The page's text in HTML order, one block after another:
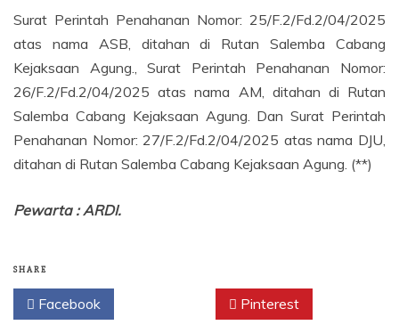
Surat Perintah Penahanan Nomor: 25/F.2/Fd.2/04/2025
atas nama ASB, ditahan di Rutan Salemba Cabang
Kejaksaan Agung., Surat Perintah Penahanan Nomor:
26/F.2/Fd.2/04/2025 atas nama AM, ditahan di Rutan
Salemba Cabang Kejaksaan Agung. Dan Surat Perintah
Penahanan Nomor: 27/F.2/Fd.2/04/2025 atas nama DJU,
ditahan di Rutan Salemba Cabang Kejaksaan Agung. (**)
Pewarta : ARDI.
SHARE
Facebook Pinterest